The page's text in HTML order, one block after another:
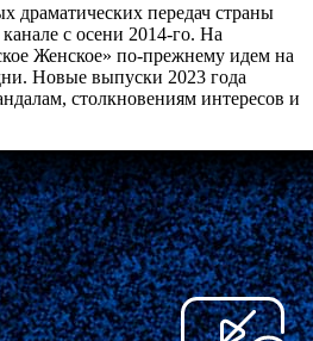
драматических передач страны
с осени 2014-го. На
Женское» по-прежнему идем на
Новые выпуски 2023 года
столкновениям интересов и